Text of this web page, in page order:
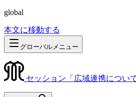
global
本文に移動する
グローバルメニュー
セッション「広域連携につい